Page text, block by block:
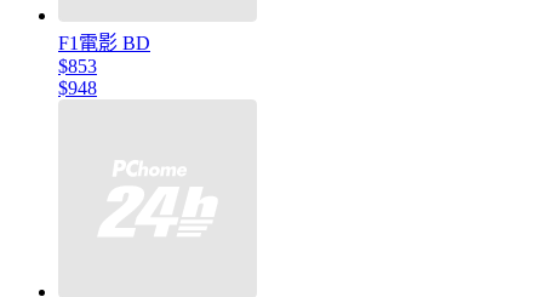
F1電影 BD
$853
$948